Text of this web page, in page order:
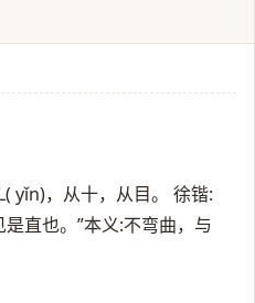
yǐn)，从十，从目。 徐锴:
直也。”本义:不弯曲，与